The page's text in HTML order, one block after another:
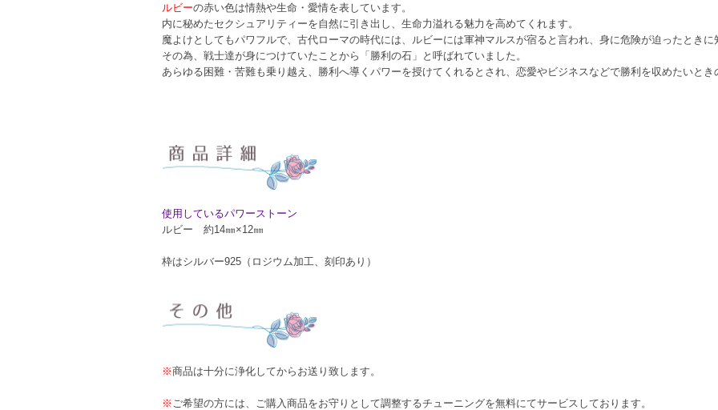
ルビーの赤い色は情熱や生命・愛情を表しています。
内に秘めたセクシュアリティーを自然に引き出し、生命力溢れる魅力を高めてくれます。
魔よけとしてもパワフルで、古代ローマの時代には、ルビーには軍神マルスが宿ると言われ、身に危険が迫ったときに
その為、戦士達が身につけていたことから「勝利の石」と呼ばれていました。
あらゆる困難・苦難も乗り越え、勝利へ導くパワーを授けてくれるとされ、恋愛やビジネスなどで勝利を収めたいとき
使用しているパワーストーン
ルビー 約14㎜×12㎜
枠はシルバー925（ロジウム加工、刻印あり）
※商品は十分に浄化してからお送り致します。
※ ご希望の方には、ご購入商品をお守りとして調整するチューニングを無料にてサービスしております。